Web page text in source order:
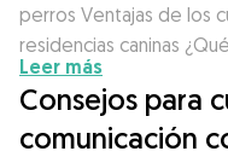
perros Ventajas de los
residencias caninas
Leer más
Consejos para
comunicación